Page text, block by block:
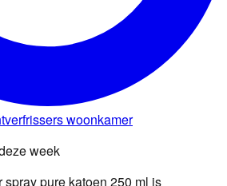
woonkamer
week
pure katoen 250 ml is